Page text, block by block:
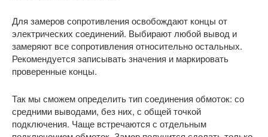
Для замеров сопротивления освобождают концы от
электрических соединений. Выбирают любой вывод и
замеряют все сопротивления относительно остальных.
Рекомендуется записывать значения и маркировать
проверенные концы.
Так мы сможем определить тип соединения обмоток: со
средними выводами, без них, с общей точкой
подключения. Чаще встречаются с отдельным